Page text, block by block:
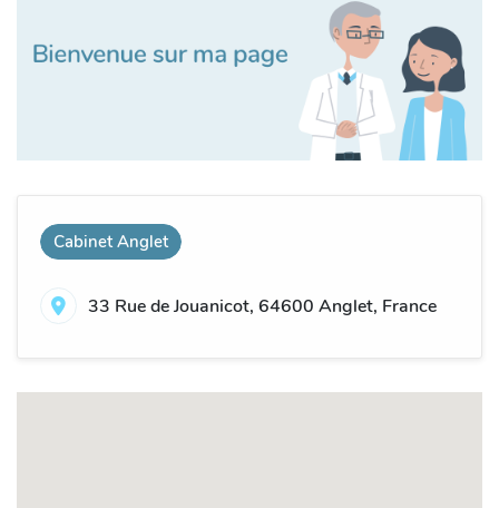
Cabinet Anglet
33 Rue de Jouanicot, 64600 Anglet, France